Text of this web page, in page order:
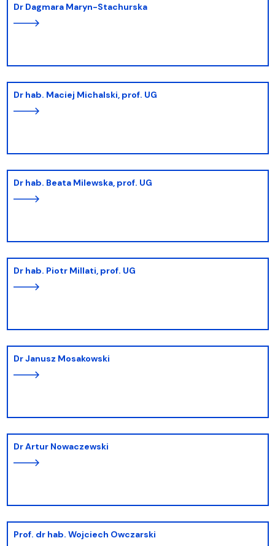
dr Dagmara Maryn-Stachurska
dr hab. Maciej Michalski, prof. UG
dr hab. Beata Milewska, prof. UG
dr hab. Piotr Millati, prof. UG
dr Janusz Mosakowski
dr Artur Nowaczewski
prof. dr hab. Wojciech Owczarski